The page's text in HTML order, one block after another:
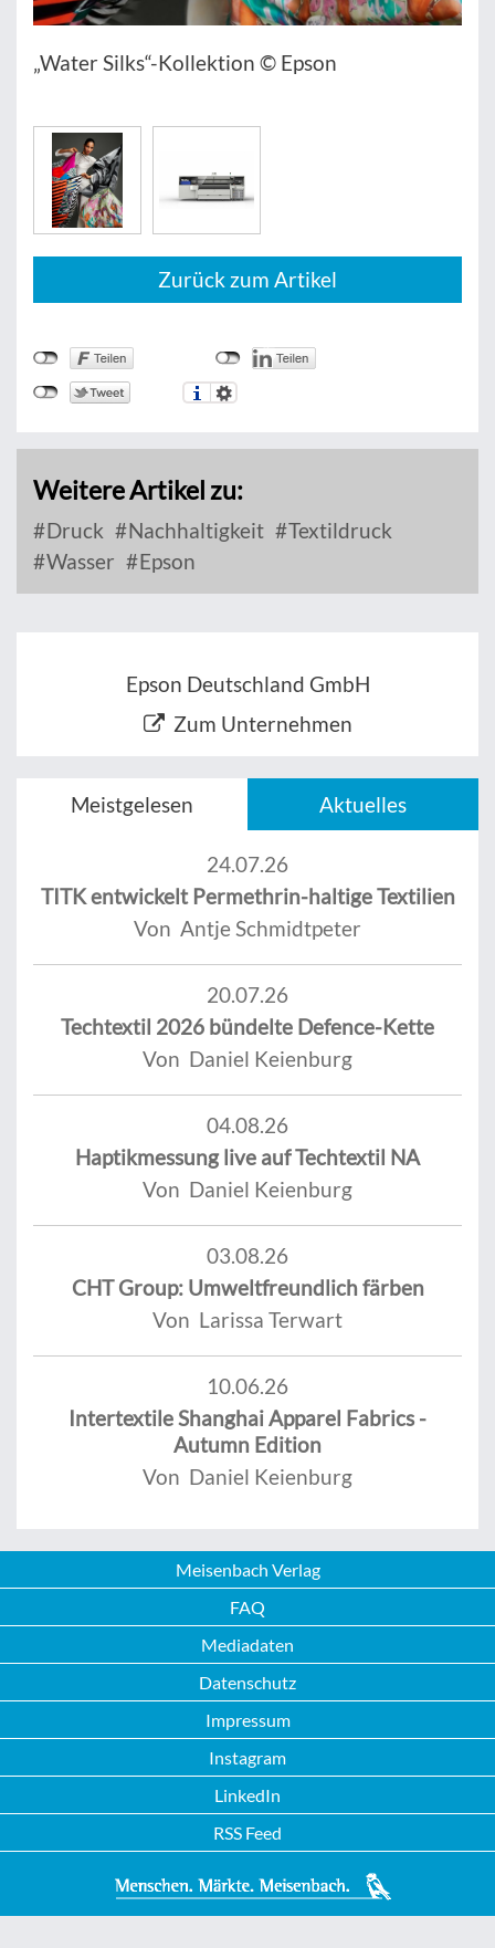
„Water Silks“-Kollektion © Epson
Zurück zum Artikel
Weitere Artikel zu:
Druck Nachhaltigkeit
Textildruck
Wasser
Epson
Epson Deutschland GmbH
Zum Unternehmen
Meistgelesen Aktuelles
24.07.26
TITK entwickelt Permethrin-haltige Textilien
Von Antje Schmidtpeter
20.07.26
Techtextil 2026 bündelte Defence-Kette
Von Daniel Keienburg
04.08.26
Haptikmessung live auf Techtextil NA
Von Daniel Keienburg
03.08.26
CHT Group: Umweltfreundlich färben
Von Larissa Terwart
10.06.26
Intertextile Shanghai Apparel Fabrics -
Autumn Edition
Von Daniel Keienburg
Meisenbach Verlag
FAQ
Mediadaten
Datenschutz
Impressum
Instagram
LinkedIn
RSS Feed